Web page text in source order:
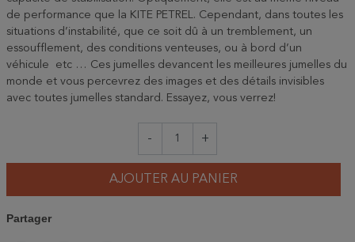
de performance que la KITE PETREL. Cependant, dans toutes les
situations d’instabilité, que ce soit dû à un tremblement, un
essoufflement, des conditions venteuses, ou à bord d’un
véhicule etc … Ces jumelles devancent les meilleures jumelles du
monde et vous percevrez des images et des détails invisibles
avec toutes jumelles standard. Essayez, vous verrez!
- +
AJOUTER AU PANIER
Partager